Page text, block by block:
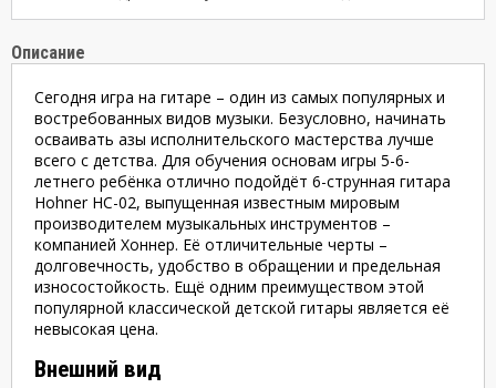
Описание
Сегодня игра на гитаре – один из самых популярных и
востребованных видов музыки. Безусловно, начинать
осваивать азы исполнительского мастерства лучше
всего с детства. Для обучения основам игры 5-6-
летнего ребёнка отлично подойдёт 6-струнная гитара
Hohner HC-02, выпущенная известным мировым
производителем музыкальных инструментов –
компанией Хоннер. Её отличительные черты –
долговечность, удобство в обращении и предельная
износостойкость. Ещё одним преимуществом этой
популярной классической детской гитары является её
невысокая цена.
Внешний вид